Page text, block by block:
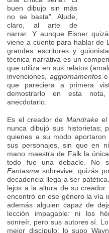
buen dibujo sin más
no se basta”. Alude,
claro, al arte de
narrar. Y aunque Eisner
viene a cuento para hablar de
grandes escritores y
técnica narrativa es un
que utiliza en sus relatos
invenciones, aggiornamentose
que pareciera a primera
demostrarlo en esta
anecdotario.
Es el creador de Mandrakeel
nunca dibujó sus historietas;
quienes a su modo
sus personajes, sin que en
mano maestra de Falk la
todo fue una debacle. No
Fantasma sobrevive, quizás
decadencia llega a ser
lejos a la altura de su
encontró en ese género la vía
además alguien capaz de
lección impagable: ni los
sonreír, pero sus autores sí.
mejor discípulo; lo supo